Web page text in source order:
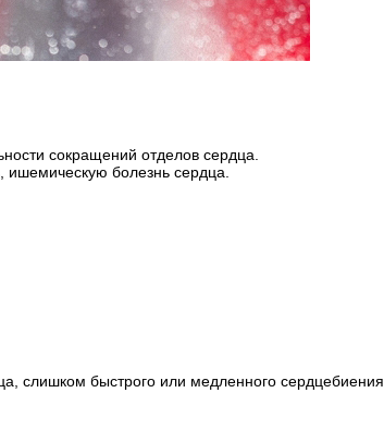
сокращений отделов сердца.
ишемическую болезнь сердца.
быстрого или медленного сердцебиения.